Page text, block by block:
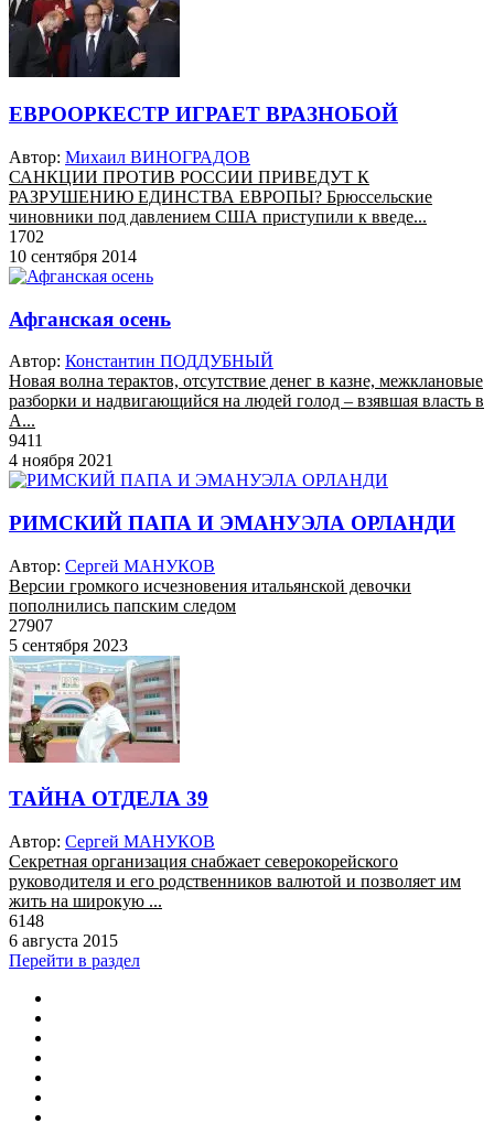
ЕВРООРКЕСТР ИГРАЕТ ВРАЗНОБОЙ
Автор: Михаил ВИНОГРАДОВ
САНКЦИИ ПРОТИВ РОССИИ ПРИВЕДУТ К
РАЗРУШЕНИЮ ЕДИНСТВА ЕВРОПЫ? Брюссельские
чиновники под давлением США приступили к введе...
1702
10 сентября 2014
Афганская осень
Автор: Константин ПОДДУБНЫЙ
Новая волна терактов, отсутствие денег в казне, межклановые
разборки и надвигающийся на людей голод – взявшая власть в
А...
9411
4 ноября 2021
РИМСКИЙ ПАПА И ЭМАНУЭЛА ОРЛАНДИ
Автор: Сергей МАНУКОВ
Версии громкого исчезновения итальянской девочки
пополнились папским следом
27907
5 сентября 2023
ТАЙНА ОТДЕЛА 39
Автор: Сергей МАНУКОВ
Секретная организация снабжает северокорейского
руководителя и его родственников валютой и позволяет им
жить на широкую ...
6148
6 августа 2015
Перейти в раздел